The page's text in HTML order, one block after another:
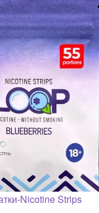
Nicotine Strips